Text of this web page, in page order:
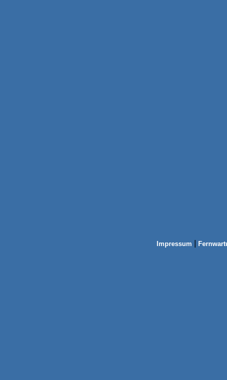
Impressum